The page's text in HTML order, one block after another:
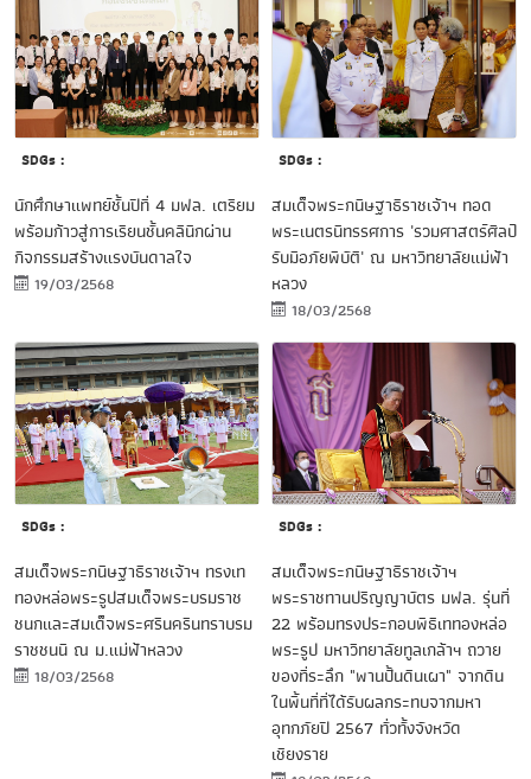
SDGs :
นักศึกษาแพทย์ชั้นปีที่ 4 มฟล. เตรียม
พร้อมก้าวสู่การเรียนชั้นคลินิกผ่าน
กิจกรรมสร้างแรงบันดาลใจ
19/03/2568
SDGs :
สมเด็จพระกนิษฐาธิราชเจ้าฯ ทอด
พระเนตรนิทรรศการ 'รวมศาสตร์ศิลป์
รับมือภัยพิบัติ' ณ มหาวิทยาลัยแม่ฟ้า
หลวง
18/03/2568
SDGs :
สมเด็จพระกนิษฐาธิราชเจ้าฯ ทรงเท
ทองหล่อพระรูปสมเด็จพระบรมราช
ชนกและสมเด็จพระศรีนครินทราบรม
ราชชนนี ณ ม.แม่ฟ้าหลวง
18/03/2568
SDGs :
สมเด็จพระกนิษฐาธิราชเจ้าฯ
พระราชทานปริญญาบัตร มฟล. รุ่นที่
22 พร้อมทรงประกอบพิธีเททองหล่อ
พระรูป มหาวิทยาลัยทูลเกล้าฯ ถวาย
ของที่ระลึก "พานปั้นดินเผา" จากดิน
ในพื้นที่ที่ได้รับผลกระทบจากมหา
อุทกภัยปี 2567 ทั่วทั้งจังหวัด
เชียงราย